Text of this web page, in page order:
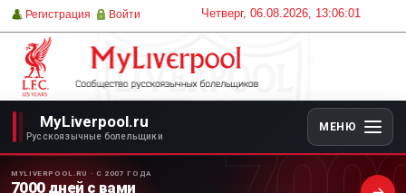
Четверг, 06.08.2026, 13:06:01
Регистрация Войти
MyLiverpool.ru
Русскоязычные болельщики
МЕНЮ
MYLIVERPOOL.RU · С 2007 ГОДА
7000 дней с вами